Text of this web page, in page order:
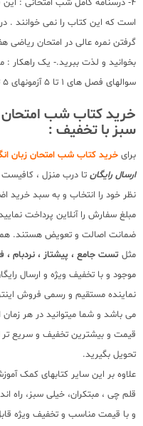
4- درسنامه کامل شب امتحانی :
است که این کتاب را نمی خوانند .
بخوانید و لذت ببرید.- یک راهکار :
سوالهای فصل های 1 تا 5 آزمونهای 5 تا 8 هم استفاده کنید .
خرید کتاب شب امتحان
سبز با تخفیف :
برای خرید کتاب شب امتحان زبان
ارسال رایگان تا درب منزل ،
نظر خود را انتخاب و به سبد خرید
مبلغ سفارش را آنلاین پرداخت
ضمانت اصالت و تعویض هستند.
مثل تست جامع ، پیشتاز ، نردبام ،
موجود و با تخفیف ویژه و ارسال
نماینده مستقیم و رسمی فروش
می باشد و شما میتوانید در هر زمان
قیمت و بیشترین تخفیف و سریع تر
تحویل بگیرید.
علاوه بر این سایر کتابهای کمک
قلم چی ، مبتکران، خیلی سبز، راه
و با قیمت مناسب و تخفیف ویژه